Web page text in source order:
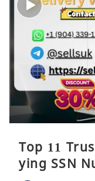
Top 11
ying SSN